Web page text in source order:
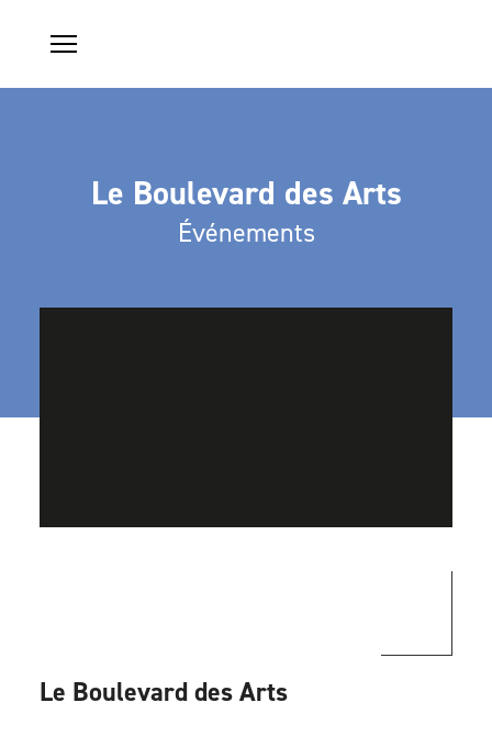
Le Boulevard des Arts
Événements
Le Boulevard des Arts